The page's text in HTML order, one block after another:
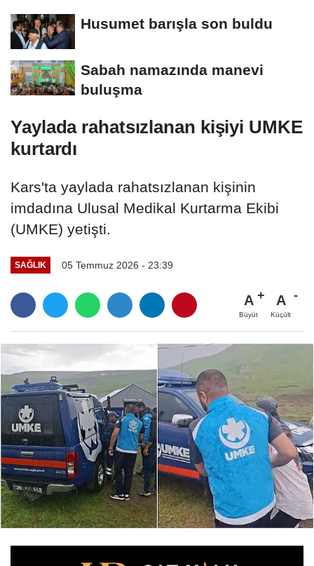
Husumet barışla son buldu
Sabah namazında manevi
buluşma
Yaylada rahatsızlanan kişiyi UMKE
kurtardı
Kars'ta yaylada rahatsızlanan kişinin
imdadına Ulusal Medikal Kurtarma Ekibi
(UMKE) yetişti.
SAĞLIK 05 Temmuz 2026 - 23:39
A
Büyüt
A
Küçült